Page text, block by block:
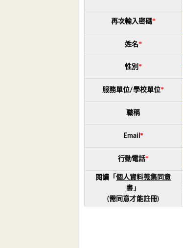
再次輸入密碼*
姓名*
性別 *
服務單位/學校單位*
職稱
Email *
行動電話*
閱讀「 個人資料蒐集同意
書 」
(需同意才能註冊)